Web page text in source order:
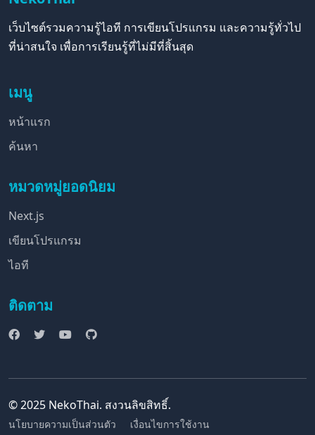
เว็บไซต์รวมความรู้ไอที การเขียนโปรแกรม และความรู้ทั่วไป
ที่น่าสนใจ เพื่อการเรียนรู้ที่ไม่มีที่สิ้นสุด
เมนู
หน้าแรก
ค้นหา
หมวดหมู่ยอดนิยม
Next.js
เขียนโปรแกรม
ไอที
ติดตาม
© 2025 NekoThai. สงวนลิขสิทธิ์.
นโยบายความเป็นส่วนตัว เงื่อนไขการใช้งาน